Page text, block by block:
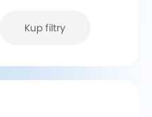
Kup filtry